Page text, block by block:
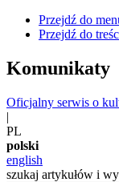
Przejdź do
Przejdź do
Komunikaty
Oficjalny serwis o
|
PL
polski
english
szukaj artykułów i